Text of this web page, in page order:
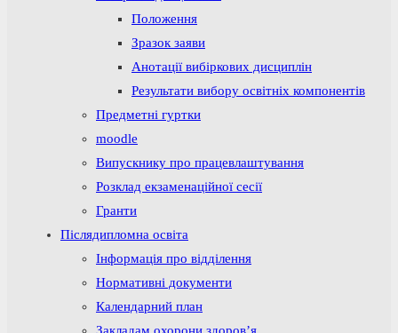
Положення
Зразок заяви
Анотації вибіркових дисциплін
Результати вибору освітніх компонентів
Предметні гуртки
moodle
Випускнику про працевлаштування
Розклад екзаменаційної сесії
Гранти
Післядипломна освіта
Інформація про відділення
Нормативні документи
Календарний план